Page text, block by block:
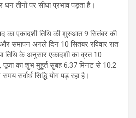
तीनों पर सीधा प्रभाव पड़ता है।
का एकादशी तिथि की शुरुआत 9 सितंबर की
समापन अगले दिन 10 सितंबर रविवार रात
तिथि के अनुसार एकादशी का व्रत 10
पूजा का शुभ मुहूर्त सुबह 6:37 मिनट से 10:2
सर्वार्थ सिद्धि योग पड़ रहा है।